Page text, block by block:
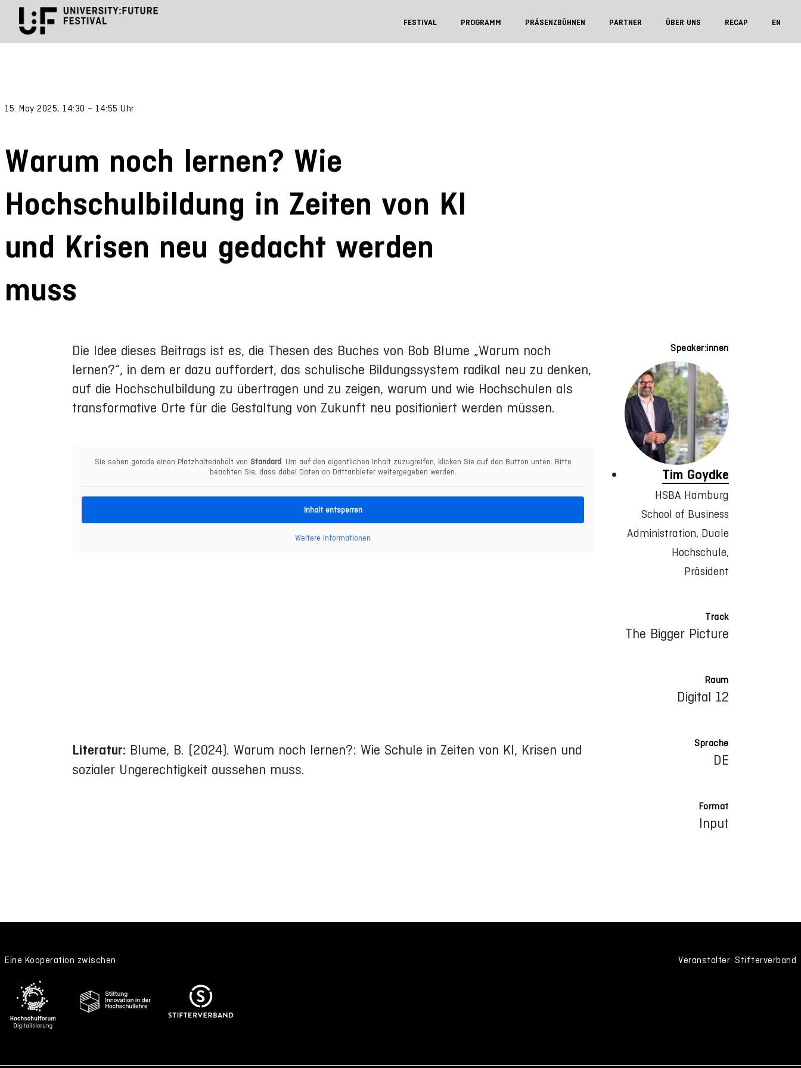
FESTIVAL PROGRAMM PRÄSENZBÜHNEN PARTNER ÜBER UNS RECAP EN
15. May 2025, 14:30 – 14:55 Uhr
Warum noch lernen? Wie
Hochschulbildung in Zeiten von KI
und Krisen neu gedacht werden
muss
Die Idee dieses Beitrags ist es, die Thesen des Buches von Bob Blume „Warum noch
lernen?“, in dem er dazu auffordert, das schulische Bildungssystem radikal neu zu denken,
auf die Hochschulbildung zu übertragen und zu zeigen, warum und wie Hochschulen als
transformative Orte für die Gestaltung von Zukunft neu positioniert werden müssen.
Sie sehen gerade einen Platzhalterinhalt von Standard . Um auf den eigentlichen Inhalt zuzugreifen, klicken Sie auf den Button unten. Bitte
beachten Sie, dass dabei Daten an Drittanbieter weitergegeben werden.
Inhalt entsperren
Weitere Informationen
Literatur: Blume, B. (2024). Warum noch lernen?: Wie Schule in Zeiten von KI, Krisen und
sozialer Ungerechtigkeit aussehen muss.
Speaker:innen
Tim Goydke
HSBA Hamburg
School of Business
Administration, Duale
Hochschule,
Präsident
Track
The Bigger Picture
Raum
Digital 12
Sprache
DE
Format
Input
Eine Kooperation zwischen Veranstalter: Stifterverband